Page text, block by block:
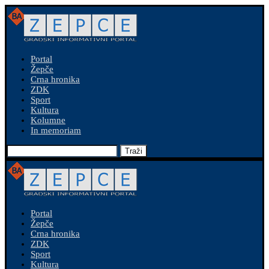
Portal
Žepče
Crna hronika
ZDK
Sport
Kultura
Kolumne
In memoriam
Traži
Portal
Žepče
Crna hronika
ZDK
Sport
Kultura